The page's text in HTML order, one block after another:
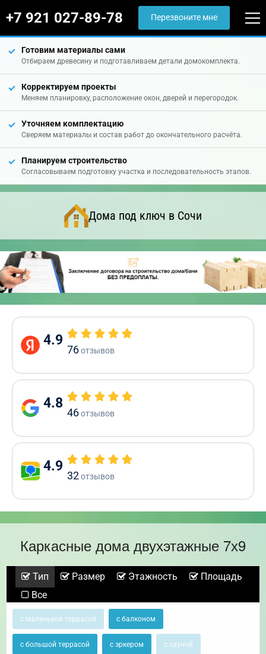
+7 921 027-89-78 Перезвоните мне
Готовим материалы сами
Отбираем древесину и подготавливаем детали домокомплекта.
Корректируем проекты
Меняем планировку, расположение окон, дверей и перегородок.
Уточняем комплектацию
Сверяем материалы и состав работ до окончательного расчёта.
Планируем строительство
Согласовываем подготовку участка и последовательность этапов.
Дома под ключ в Сочи
4.9
76отзывов
4.8
46отзывов
4.9
32отзывов
Каркасные дома двухэтажные 7х9
Тип Размер Этажность
Площадь
Все
с маленькой террасой с балконом
с большой террасой с эркером с сауной